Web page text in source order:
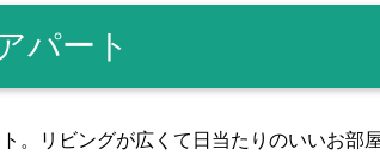
パート
。リビングが広くて日当たりのいいお部